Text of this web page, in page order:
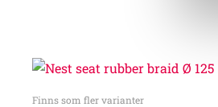
Finns som fler varianter